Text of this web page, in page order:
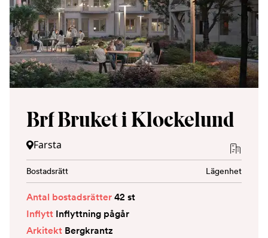
Brf Bruket i Klockelund
Farsta
Bostadsrätt Lägenhet
Antal bostadsrätter42 st
Inflytt Inflyttning pågår
Arkitekt Bergkrantz